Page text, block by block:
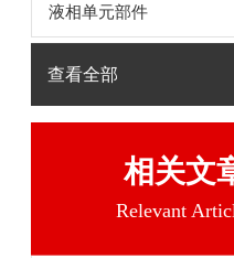
液相单元部件
查看全部
相关文
Relevant